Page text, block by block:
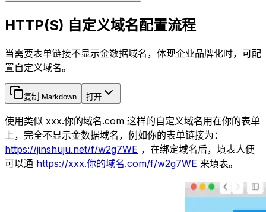
HTTP(S) 自定义域名配置流程
当需要表单链接不显示金数据域名，体现企业品牌化时，可配
置自定义域名。
复制 Markdown 打开
使用类似 xxx.你的域名.com 这样的自定义域名用在你的表单
上，完全不显示金数据域名，例如你的表单链接为：
https://jinshuju.net/f/w2g7WE ，在绑定域名后，填表人便
可以通 https://xxx.你的域名.com/f/w2g7WE 来填表。